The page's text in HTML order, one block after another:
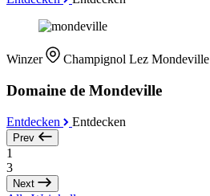
Winzer Champignol Lez Mondeville
Domaine de Mondeville
Entdecken Entdecken
Prev
1
3
Next